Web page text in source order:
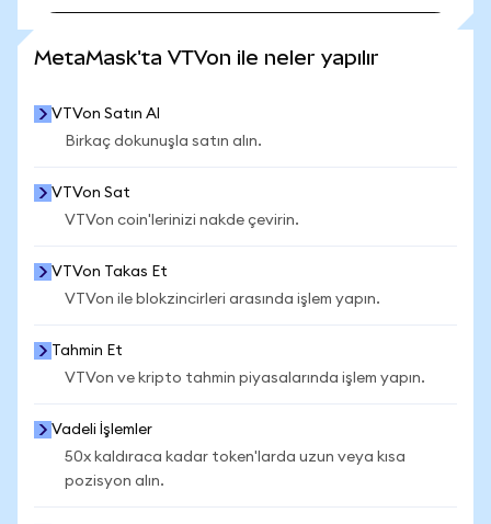
MetaMask'ta VTVon ile neler yapılır
VTVon Satın Al
Birkaç dokunuşla satın alın.
VTVon Sat
VTVon coin'lerinizi nakde çevirin.
VTVon Takas Et
VTVon ile blokzincirleri arasında işlem yapın.
Tahmin Et
VTVon ve kripto tahmin piyasalarında işlem yapın.
Vadeli İşlemler
50x kaldıraca kadar token'larda uzun veya kısa
pozisyon alın.